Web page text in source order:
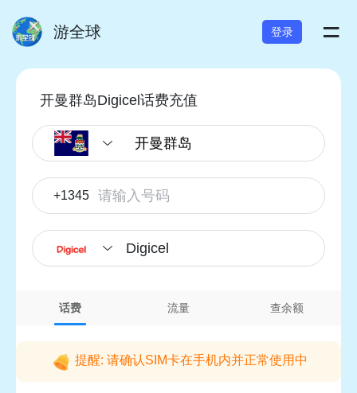
游全球 登录 =
开曼群岛Digicel话费充值
+1345
Digicel
话费 流量 查余额
提醒: 请确认SIM卡在手机内并正常使用中